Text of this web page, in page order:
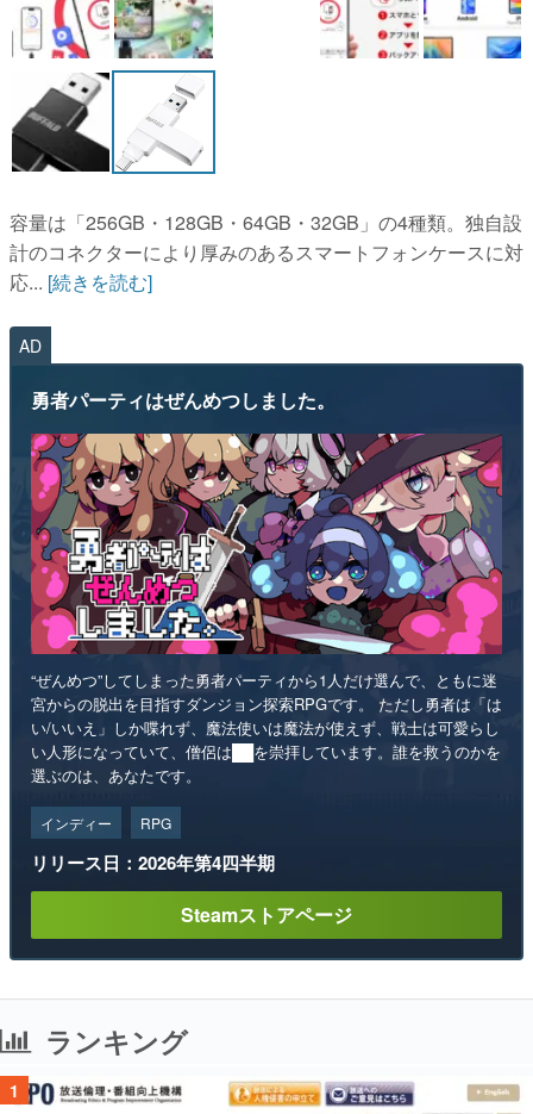
容量は「256GB・128GB・64GB・32GB」の4種類。独自設
計のコネクターにより厚みのあるスマートフォンケースに対
応... [続きを読む]
AD
勇者パーティはぜんめつしました。
“ぜんめつ”してしまった勇者パーティから1人だけ選んで、ともに迷
宮からの脱出を目指すダンジョン探索RPGです。 ただし勇者は「は
い/いいえ」しか喋れず、魔法使いは魔法が使えず、戦士は可愛らし
い人形になっていて、僧侶は██を崇拝しています。誰を救うのかを
選ぶのは、あなたです。
インディー RPG
リリース日：2026年第4四半期
Steamストアページ
ランキング
1